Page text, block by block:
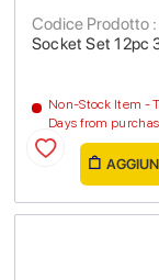
Socket Set 12pc
Codice Prodotto
Non-Stock Item -
Days from